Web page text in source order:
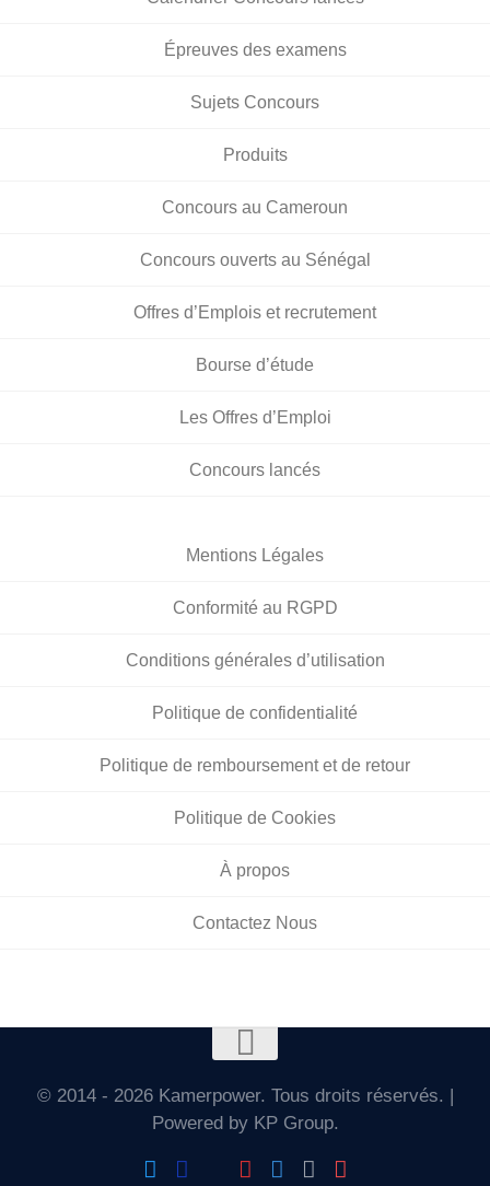
Épreuves des examens
Sujets Concours
Produits
Concours au Cameroun
Concours ouverts au Sénégal
Offres d’Emplois et recrutement
Bourse d’étude
Les Offres d’Emploi
Concours lancés
Mentions Légales
Conformité au RGPD
Conditions générales d’utilisation
Politique de confidentialité
Politique de remboursement et de retour
Politique de Cookies
À propos
Contactez Nous
© 2014 - 2026 Kamerpower. Tous droits réservés. |
Powered by KP Group.